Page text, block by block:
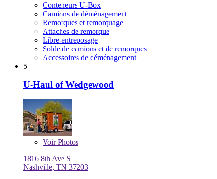
Conteneurs U-Box
Camions de déménagement
Remorques et remorquage
Attaches de remorque
Libre-entreposage
Solde de camions et de remorques
Accessoires de déménagement
5
U-Haul of Wedgewood
VoirPhotos
1816 8th Ave S
Nashville, TN 37203